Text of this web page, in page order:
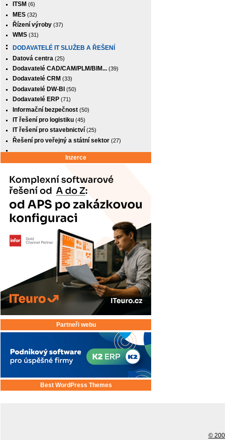
ITSM (6)
MES (32)
Řízení výroby (37)
WMS (31)
DODAVATELÉ IT SLUŽEB A ŘEŠENÍ
Datová centra (25)
Dodavatelé CAD/CAM/PLM/BIM... (39)
Dodavatelé CRM (33)
Dodavatelé DW-BI (50)
Dodavatelé ERP (71)
Informační bezpečnost (50)
IT řešení pro logistiku (45)
IT řešení pro stavebnictví (25)
Řešení pro veřejný a státní sektor (27)
Inzerce
Partneři webu
Best WordPress Themes
©